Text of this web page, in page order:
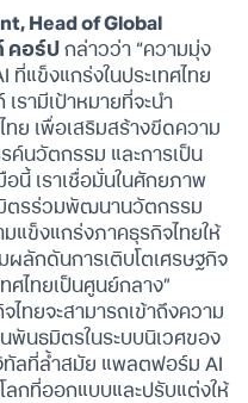
Head of Global
คอร์ปกล่าวว่า “ความมุ่ง
ที่แข็งแกร่งในประเทศไทย
รามีเป้าหมายที่จะนำ
ย เพื่อเสริมสร้างขีดความ
ค์นวัตกรรม และการเป็น
นี้ เราเชื่อมั่นในศักยภาพ
ตรร่วมพัฒนานวัตกรรม
แข็งแกร่งภาคธุรกิจไทยให้
ลักดันการเติบโตเศรษฐกิจ
ศไทยเป็นศูนย์กลาง”
ทยจะสามารถเข้าถึงความ
พันธมิตรในระบบนิเวศของ
ทัลที่ล้ำสมัย แพลตฟอร์ม AI
ลกที่ออกแบบและปรับแต่งให้